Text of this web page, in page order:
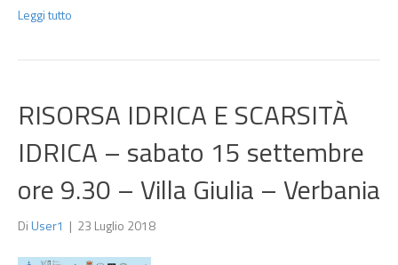
Leggi tutto
RISORSA IDRICA E SCARSITÀ
IDRICA – sabato 15 settembre
ore 9.30 – Villa Giulia – Verbania
DiUser1 | 23 Luglio 2018